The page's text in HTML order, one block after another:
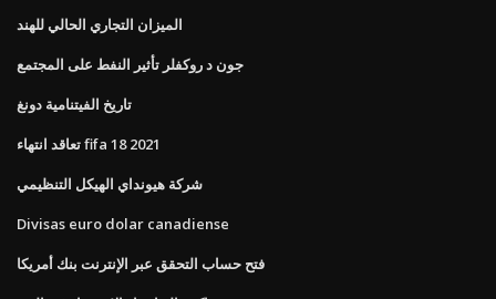
الميزان التجاري الحالي للهند
جون د روكفلر تأثير النفط على المجتمع
تاريخ الفيتنامية دونغ
تعاقد انتهاء fifa 18 2021
شركة هيونداي الهيكل التنظيمي
Divisas euro dolar canadiense
فتح حساب التحقق عبر الإنترنت بنك أمريكا